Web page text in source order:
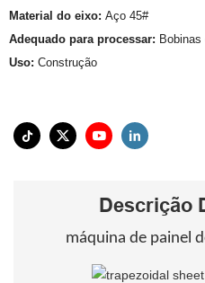
Material do eixo: Aço 45#
Adequado para processar:
Uso: Construção
Descrição
máquina de painel